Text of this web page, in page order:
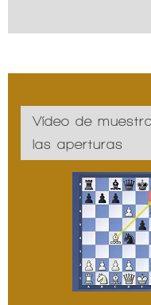
Vídeo de
las aperturas